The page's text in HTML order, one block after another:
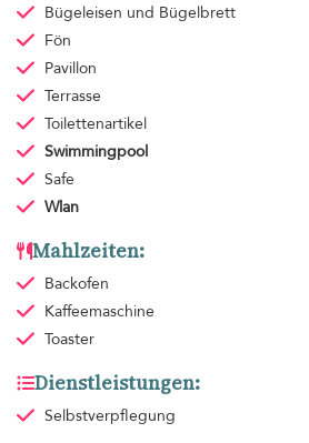
Bügeleisen und Bügelbrett
Fön
Pavillon
Terrasse
Toilettenartikel
Swimmingpool
Safe
Wlan
Mahlzeiten:
Backofen
Kaffeemaschine
Toaster
Dienstleistungen:
Selbstverpflegung